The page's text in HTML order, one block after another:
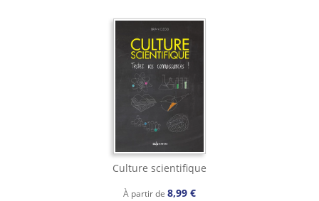
Culture scientifique
À partir de 8,99 €